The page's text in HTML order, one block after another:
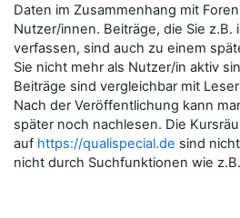
Daten im Zusammenhang mit
Nutzer/innen. Beiträge, die Sie z.B.
verfassen, sind auch zu einem
Sie nicht mehr als Nutzer/in aktiv
Beiträge sind vergleichbar mit
Nach der Veröffentlichung kann
später noch nachlesen. Die
auf https://qualispecial.de sind
nicht durch Suchfunktionen wie